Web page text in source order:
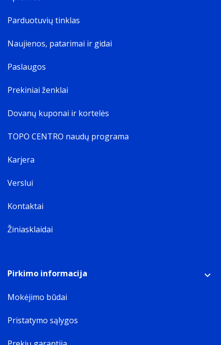
Parduotuvių tinklas
Naujienos, patarimai ir gidai
Paslaugos
Prekiniai ženklai
Dovanų kuponai ir kortelės
TOPO CENTRO naudų programa
Karjera
Verslui
Kontaktai
Žiniasklaidai
Pirkimo informacija
Mokėjimo būdai
Pristatymo sąlygos